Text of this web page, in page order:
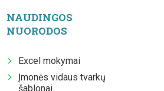
NAUDINGOS
NUORODOS
Excel mokymai
Įmonės vidaus tvarkų
šablonai